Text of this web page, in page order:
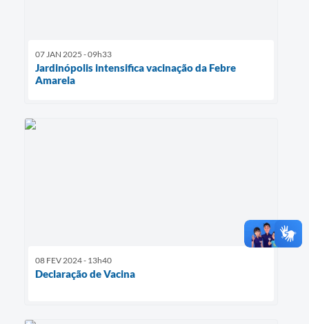
07 JAN 2025 - 09h33
Jardinópolis intensifica vacinação da Febre
Amarela
08 FEV 2024 - 13h40
Declaração de Vacina